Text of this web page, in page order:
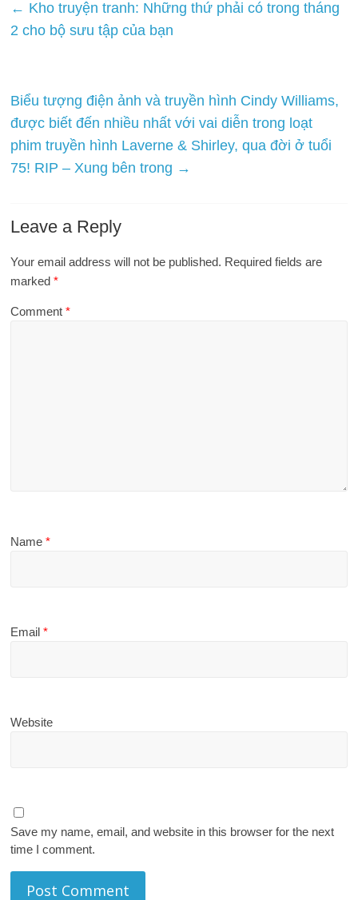
← Kho truyện tranh: Những thứ phải có trong tháng
2 cho bộ sưu tập của bạn
Biểu tượng điện ảnh và truyền hình Cindy Williams,
được biết đến nhiều nhất với vai diễn trong loạt
phim truyền hình Laverne & Shirley, qua đời ở tuổi
75! RIP – Xung bên trong →
Leave a Reply
Your email address will not be published. Required fields are
marked*
Comment*
Name*
Email*
Website
Save my name, email, and website in this browser for the next
time I comment.